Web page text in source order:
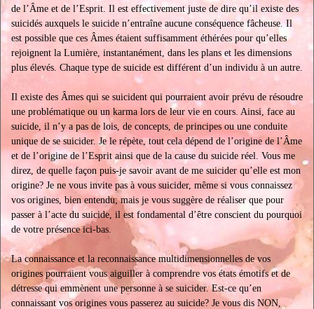
de l’Âme et de l’Esprit. Il est effectivement juste de dire qu’il existe des
suicidés auxquels le suicide n’entraîne aucune conséquence fâcheuse. Il
est possible que ces Âmes étaient suffisamment éthérées pour qu’elles
rejoignent la Lumière, instantanément, dans les plans et les dimensions
plus élevés. Chaque type de suicide est différent d’un individu à un autre.
Il existe des Âmes qui se suicident qui pourraient avoir prévu de résoudre
une problématique ou un karma lors de leur vie en cours. Ainsi, face au
suicide, il n’y a pas de lois, de concepts, de principes ou une conduite
unique de se suicider. Je le répète, tout cela dépend de l’origine de l’Âme
et de l’origine de l’Esprit ainsi que de la cause du suicide réel. Vous me
direz, de quelle façon puis-je savoir avant de me suicider qu’elle est mon
origine? Je ne vous invite pas à vous suicider, même si vous connaissez
vos origines, bien entendu; mais je vous suggère de réaliser que pour
passer à l’acte du suicide, il est fondamental d’être conscient du pourquoi
de votre présence ici-bas.
La connaissance et la reconnaissance multidimensionnelles de vos
origines pourraient vous aiguiller à comprendre vos états émotifs et de
détresse qui emmènent une personne à se suicider. Est-ce qu’en
connaissant vos origines vous passerez au suicide? Je vous dis NON,